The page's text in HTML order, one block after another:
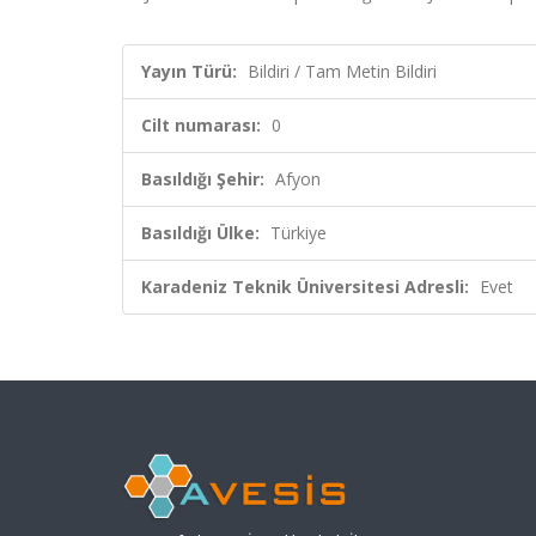
Yayın Türü: Bildiri / Tam Metin Bildiri
Cilt numarası: 0
Basıldığı Şehir: Afyon
Basıldığı Ülke: Türkiye
Karadeniz Teknik Üniversitesi Adresli: Evet